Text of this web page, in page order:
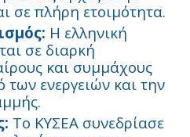
σε πλήρη ετοιμότητα.
Η ελληνική
σε διαρκή
και συμμάχους
των ενεργειών και την
Το ΚΥΣΕΑ συνεδρίασε